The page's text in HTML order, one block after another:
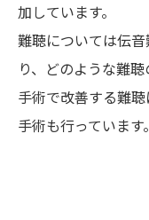
加しています。
難聴については伝
り、どのような難聴
手術で改善する難
手術も行っています。